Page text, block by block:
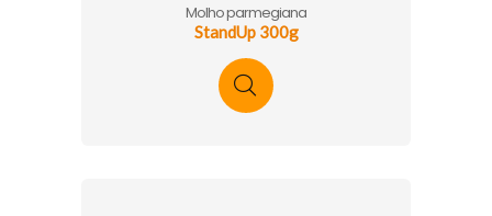
Molho parmegiana
StandUp 300g